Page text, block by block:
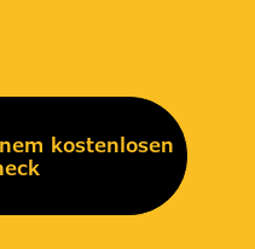
kostenlosen